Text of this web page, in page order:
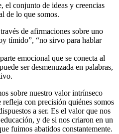
el conjunto de ideas y creencias
de lo que somos.
de afirmaciones sobre uno
tímido”, “no sirvo para hablar
emocional que se conecta al
ser desmenuzada en palabras,
sobre nuestro valor intrínseco
con precisión quiénes somos
a ser. Es el valor que nos
y de si nos criaron en un
fuimos abatidos constantemente.